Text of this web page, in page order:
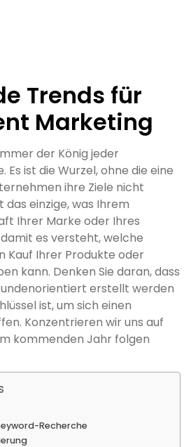
Trends für
Marketing
der König jeder
ist die Wurzel, ohne die eine
ihre Ziele nicht
das einzige, was Ihrem
Ihrer Marke oder Ihres
es versteht, welche
Kauf Ihrer Produkte oder
kann. Denken Sie daran, dass
erstellt werden
ist, um sich einen
Konzentrieren wir uns auf
kommenden Jahr folgen
Recherche